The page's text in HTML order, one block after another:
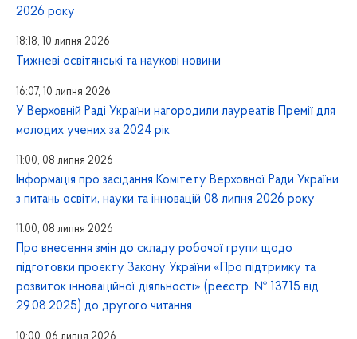
2026 року
18:18, 10 липня 2026
Тижневі освітянські та наукові новини
16:07, 10 липня 2026
У Верховній Раді України нагородили лауреатів Премії для
молодих учених за 2024 рік
11:00, 08 липня 2026
Інформація про засідання Комітету Верховної Ради України
з питань освіти, науки та інновацій 08 липня 2026 року
11:00, 08 липня 2026
Про внесення змін до складу робочої групи щодо
підготовки проєкту Закону України «Про підтримку та
розвиток інноваційної діяльності» (реєстр. № 13715 від
29.08.2025) до другого читання